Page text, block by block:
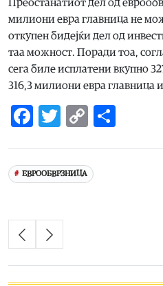
Преостанатиот дел од
милиони евра главница не
откупен бидејќи дел од
таа можност. Поради тоа,
сега биле исплатени вкупно
316,3 милиони евра главница
Facebook
Twitter
Copy
ЕВРООБВРЗНИЦА